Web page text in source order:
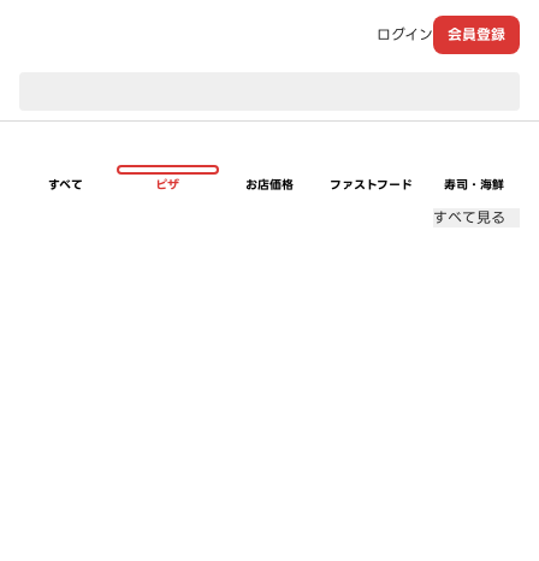
ログイン 会員登録
すべて ピザ お店価格 ファストフード 寿司・海鮮
すべて見る